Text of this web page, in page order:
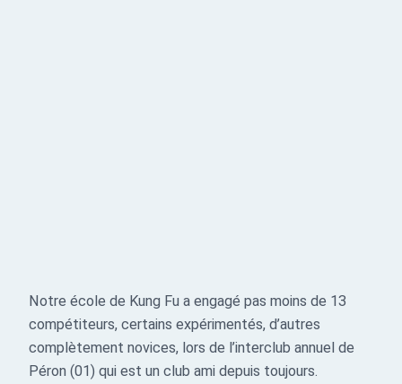
Notre école de Kung Fu a engagé pas moins de 13
compétiteurs, certains expérimentés, d’autres
complètement novices, lors de l’interclub annuel de
Péron (01) qui est un club ami depuis toujours.